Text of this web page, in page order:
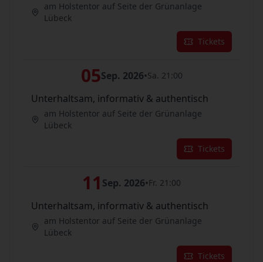
am Holstentor auf Seite der Grünanlage
Lübeck
Tickets
05Sep. 2026•Sa. 21:00
Unterhaltsam, informativ & authentisch
am Holstentor auf Seite der Grünanlage
Lübeck
Tickets
11 Sep. 2026•Fr. 21:00
Unterhaltsam, informativ & authentisch
am Holstentor auf Seite der Grünanlage
Lübeck
Tickets